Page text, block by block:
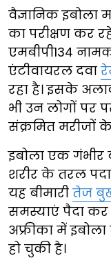
वैज्ञानिक
का परीक्षण कर
एमबीपी134
एंटीवायरल दवा
रहा है। इसके
भी उन लोगों पर
संक्रमित मरीजों
इबोला एक गंभीर
शरीर के तरल
यह बीमारी तेज
समस्याएं पैदा कर
अफ्रीका में
हो चुकी है।